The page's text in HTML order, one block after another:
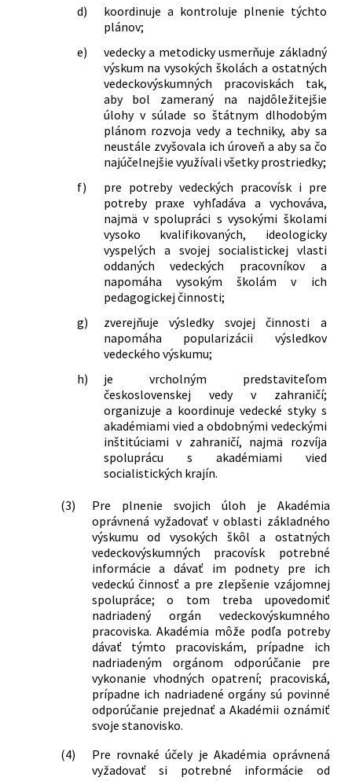
d)
koordinuje a kontroluje plnenie týchto
plánov;
e)
vedecky a metodicky usmerňuje základný
výskum na vysokých školách a ostatných
vedeckovýskumných pracoviskách tak,
aby bol zameraný na najdôležitejšie
úlohy v súlade so štátnym dlhodobým
plánom rozvoja vedy a techniky, aby sa
neustále zvyšovala ich úroveň a aby sa čo
najúčelnejšie využívali všetky prostriedky;
f)
pre potreby vedeckých pracovísk i pre
potreby praxe vyhľadáva a vychováva,
najmä v spolupráci s vysokými školami
vysoko kvalifikovaných, ideologicky
vyspelých a svojej socialistickej vlasti
oddaných vedeckých pracovníkov a
napomáha vysokým školám v ich
pedagogickej činnosti;
g)
zverejňuje výsledky svojej činnosti a
napomáha popularizácii výsledkov
vedeckého výskumu;
h)
je vrcholným predstaviteľom
československej vedy v zahraničí;
organizuje a koordinuje vedecké styky s
akadémiami vied a obdobnými vedeckými
inštitúciami v zahraničí, najmä rozvíja
spoluprácu s akadémiami vied
socialistických krajín.
(3)
Pre plnenie svojich úloh je Akadémia
oprávnená vyžadovať v oblasti základného
výskumu od vysokých škôl a ostatných
vedeckovýskumných pracovísk potrebné
informácie a dávať im podnety pre ich
vedeckú činnosť a pre zlepšenie vzájomnej
spolupráce; o tom treba upovedomiť
nadriadený orgán vedeckovýskumného
pracoviska. Akadémia môže podľa potreby
dávať týmto pracoviskám, prípadne ich
nadriadeným orgánom odporúčanie pre
vykonanie vhodných opatrení; pracoviská,
prípadne ich nadriadené orgány sú povinné
odporúčanie prejednať a Akadémii oznámiť
svoje stanovisko.
(4)
Pre rovnaké účely je Akadémia oprávnená
vyžadovať si potrebné informácie od